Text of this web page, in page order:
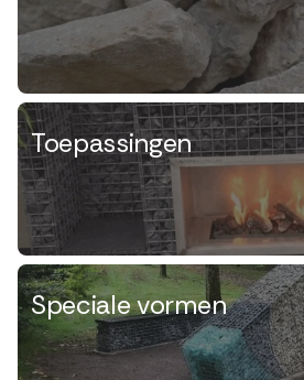
Toepassingen
Speciale vormen